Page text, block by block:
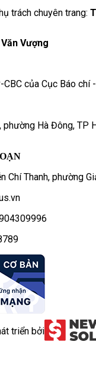
trách chuyên trang:
Vượng
của Cục Báo chí
phường Hà Đông, TP
Chí Thanh, phường
triển bởi